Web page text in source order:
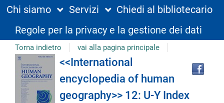
Chi siamo Servizi
Chiedi al bibliotecario
Regole per la privacy e la gestione dei dati
Torna indietro vai alla pagina principale
Dettaglio
del
<<International
encyclopedia of human
geography>> 12: U-Y Index